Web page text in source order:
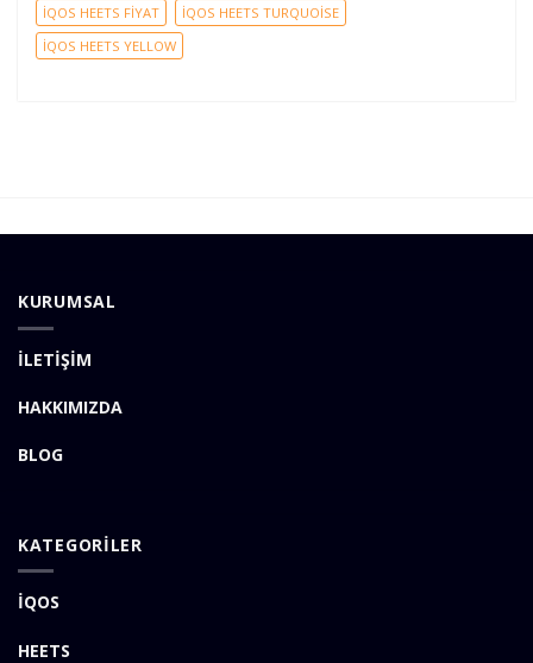
İQOS HEETS FİYAT
İQOS HEETS TURQUOİSE
İQOS HEETS YELLOW
KURUMSAL
İLETİŞİM
HAKKIMIZDA
BLOG
KATEGORİLER
İQOS
HEETS